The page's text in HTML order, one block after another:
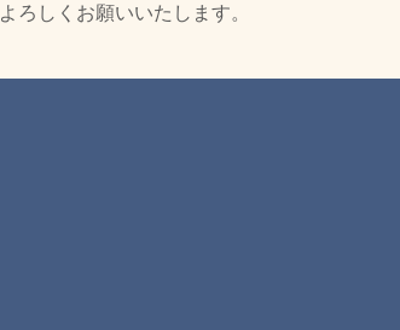
よろしくお願いいたします。